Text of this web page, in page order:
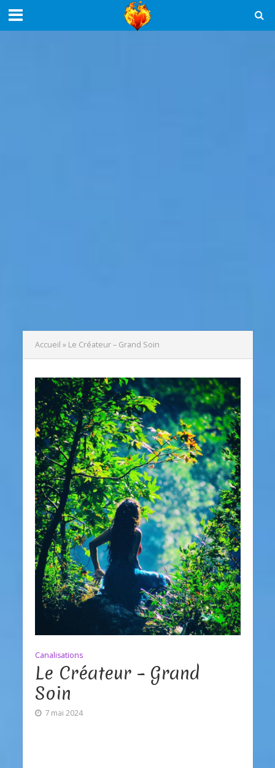
Accueil » Le Créateur – Grand Soin
Canalisations
Le Créateur – Grand
Soin
7 mai 2024